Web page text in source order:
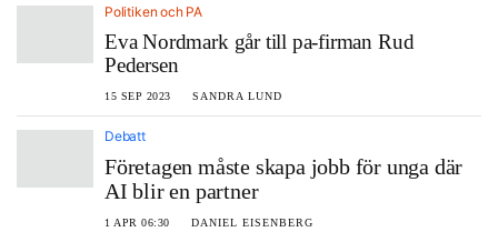
Politiken och PA
Eva Nordmark går till pa-firman Rud
Pedersen
15 SEP 2023 SANDRA LUND
Debatt
Företagen måste skapa jobb för unga där
AI blir en partner
1 APR 06:30 DANIEL EISENBERG